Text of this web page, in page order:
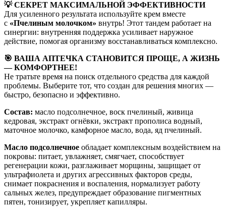
💡 СЕКРЕТ МАКСИМАЛЬНОЙ ЭФФЕКТИВНОСТИ
Для усиленного результата используйте крем вместе
с «Пчелиным молочком» внутрь! Этот тандем работает на
синергии: внутренняя поддержка усиливает наружное
действие, помогая организму восстанавливаться комплексно.
🎯 ВАША АПТЕЧКА СТАНОВИТСЯ ПРОЩЕ, А ЖИЗНЬ
— КОМФОРТНЕЕ!
Не тратьте время на поиск отдельного средства для каждой
проблемы. Выберите тот, что создан для решения многих —
быстро, безопасно и эффективно.
Состав: масло подсолнечное, воск пчелиный, живица
кедровая, экстракт огнёвки, экстракт прополиса водный,
маточное молочко, камфорное масло, вода, яд пчелиный.
Масло подсолнечное обладает комплексным воздействием на
покровы: питает, увлажняет, смягчает, способствует
регенерации кожи, разглаживает морщины, защищает от
ультрафиолета и других агрессивных факторов среды,
снимает покраснения и воспаления, нормализует работу
сальных желез, предупреждает образование пигментных
пятен, тонизирует, укрепляет капилляры.